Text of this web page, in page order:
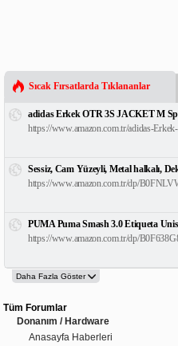
Sıcak Fırsatlarda Tıklananlar
adidas Erkek OTR 3S JACKET M
https://www.amazon.com.tr/adidas-Erkek-
Sessiz, Cam Yüzeyli, Metal halkalı,
https://www.amazon.com.tr/dp/
PUMA Puma Smash 3.0 Etiqueta
https://www.amazon.com.tr/dp/
Tüm Forumlar
Donanım / Hardware
Anasayfa Haberleri